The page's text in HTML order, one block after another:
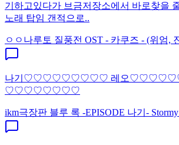
기하고있다가 브금저장소에서 바로찾을
노래 탑임 갠적으로..
ㅇㅇ 나루토 질풍전 OST - 카쿠즈 - (위엄,
나기♡♡♡♡♡♡♡♡♡ 레오
♡♡♡♡♡♡♡♡
ikm극장판 블루 록 -EPISODE 나기-